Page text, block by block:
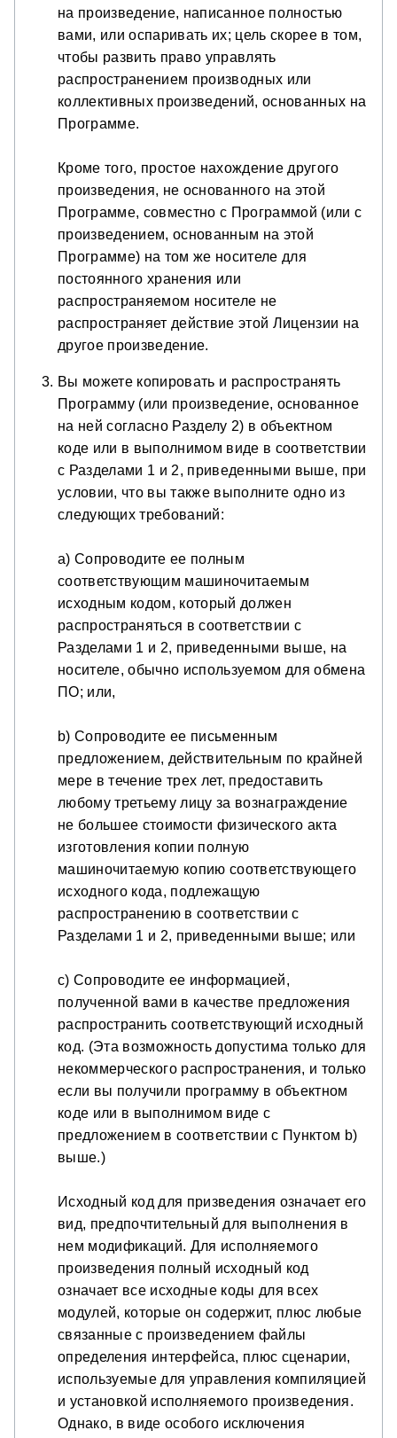
на произведение, написанное полностью
вами, или оспаривать их; цель скорее в том,
чтобы развить право управлять
распространением производных или
коллективных произведений, основанных на
Программе.
Кроме того, простое нахождение другого
произведения, не основанного на этой
Программе, совместно с Программой (или с
произведением, основанным на этой
Программе) на том же носителе для
постоянного хранения или
распространяемом носителе не
распространяет действие этой Лицензии на
другое произведение.
Вы можете копировать и распространять
Программу (или произведение, основанное
на ней согласно Разделу 2) в объектном
коде или в выполнимом виде в соответствии
с Разделами 1 и 2, приведенными выше, при
условии, что вы также выполните одно из
следующих требований:
a) Сопроводите ее полным
соответствующим машиночитаемым
исходным кодом, который должен
распространяться в соответствии с
Разделами 1 и 2, приведенными выше, на
носителе, обычно используемом для обмена
ПО; или,
b) Сопроводите ее письменным
предложением, действительным по крайней
мере в течение трех лет, предоставить
любому третьему лицу за вознаграждение
не большее стоимости физического акта
изготовления копии полную
машиночитаемую копию соответствующего
исходного кода, подлежащую
распространению в соответствии с
Разделами 1 и 2, приведенными выше; или
c) Сопроводите ее информацией,
полученной вами в качестве предложения
распространить соответствующий исходный
код. (Эта возможность допустима только для
некоммерческого распространения, и только
если вы получили программу в объектном
коде или в выполнимом виде с
предложением в соответствии с Пунктом b)
выше.)
Исходный код для призведения означает его
вид, предпочтительный для выполнения в
нем модификаций. Для исполняемого
произведения полный исходный код
означает все исходные коды для всех
модулей, которые он содержит, плюс любые
связанные с произведением файлы
определения интерфейса, плюс сценарии,
используемые для управления компиляцией
и установкой исполняемого произведения.
Однако, в виде особого исключения